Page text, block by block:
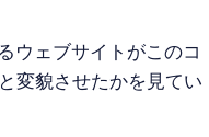
ウェブサイトがこのコ
変貌させたかを見てい